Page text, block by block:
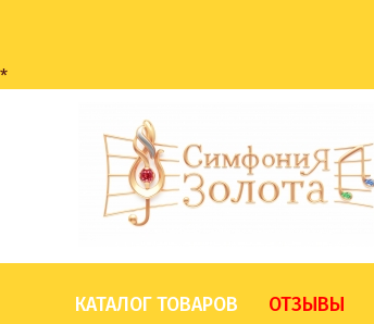
*
КАТАЛОГ ТОВАРОВ ОТЗЫВЫ